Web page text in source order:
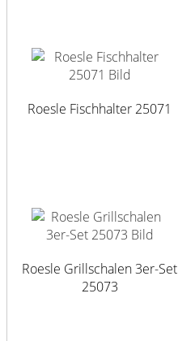
Roesle Fischhalter 25071
Roesle Grillschalen 3er-Set
25073